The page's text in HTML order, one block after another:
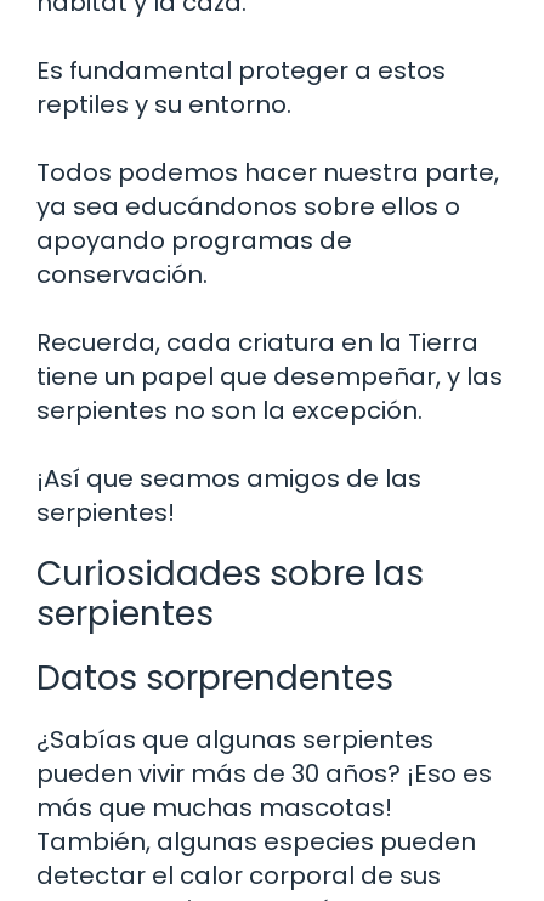
Es fundamental proteger a estos
reptiles y su entorno.
Todos podemos hacer nuestra parte,
ya sea educándonos sobre ellos o
apoyando programas de
conservación.
Recuerda, cada criatura en la Tierra
tiene un papel que desempeñar, y las
serpientes no son la excepción.
¡Así que seamos amigos de las
serpientes!
Curiosidades sobre las
serpientes
Datos sorprendentes
¿Sabías que algunas serpientes
pueden vivir más de 30 años? ¡Eso es
más que muchas mascotas!
También, algunas especies pueden
detectar el calor corporal de sus